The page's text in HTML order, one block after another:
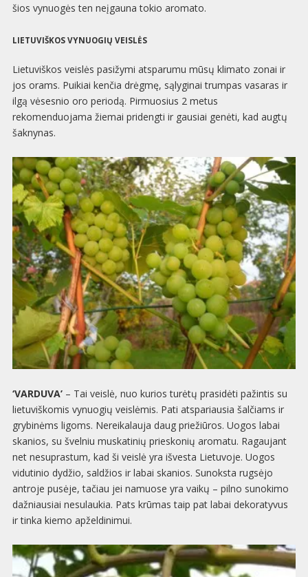
šios vynuogės ten neįgauna tokio aromato.
LIETUVIŠKOS VYNUOGIŲ VEISLĖS
Lietuviškos veislės pasižymi atsparumu mūsų klimato zonai ir
jos orams. Puikiai kenčia drėgmę, sąlyginai trumpas vasaras ir
ilgą vėsesnio oro periodą. Pirmuosius 2 metus
rekomenduojama žiemai pridengti ir gausiai genėti, kad augtų
šaknynas.
‘VARDUVA’– Tai veislė, nuo kurios turėtų prasidėti pažintis su
lietuviškomis vynuogių veislėmis. Pati atspariausia šalčiams ir
grybinėms ligoms. Nereikalauja daug priežiūros. Uogos labai
skanios, su švelniu muskatinių prieskonių aromatu. Ragaujant
net nesuprastum, kad ši veislė yra išvesta Lietuvoje. Uogos
vidutinio dydžio, saldžios ir labai skanios. Sunoksta rugsėjo
antroje pusėje, tačiau jei namuose yra vaikų – pilno sunokimo
dažniausiai nesulaukia. Pats krūmas taip pat labai dekoratyvus
ir tinka kiemo apželdinimui.